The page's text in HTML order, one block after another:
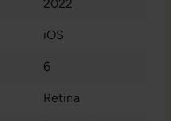
2022
iOS
6
Retina